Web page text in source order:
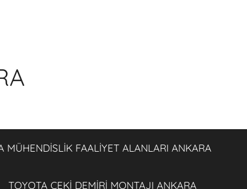
MÜHENDİSLİK FAALİYET ALANLARI ANKARA
TOYOTA ÇEKİ DEMİRİ MONTAJI ANKARA